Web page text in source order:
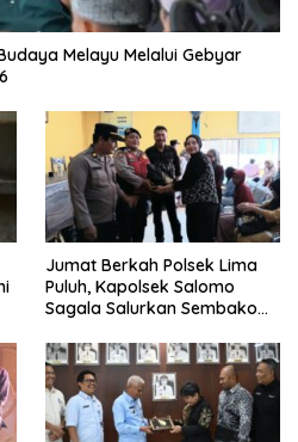
Melayu Melalui Gebyar
Jumat Berkah Polsek Lima
Puluh, Kapolsek Salomo
Sagala Salurkan Sembako
Gambus